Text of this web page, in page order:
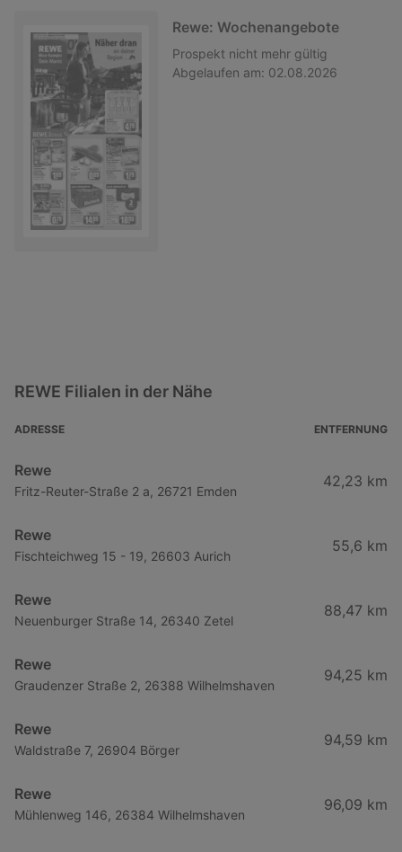
Rewe: Wochenangebote
Prospekt nicht mehr gültig
Abgelaufen am: 02.08.2026
REWE Filialen in der Nähe
ADRESSE ENTFERNUNG
Rewe
Fritz-Reuter-Straße 2 a, 26721 Emden
42,23 km
Rewe
Fischteichweg 15 - 19, 26603 Aurich
55,6 km
Rewe
Neuenburger Straße 14, 26340 Zetel
88,47 km
Rewe
Graudenzer Straße 2, 26388 Wilhelmshaven
94,25 km
Rewe
Waldstraße 7, 26904 Börger
94,59 km
Rewe
Mühlenweg 146, 26384 Wilhelmshaven
96,09 km